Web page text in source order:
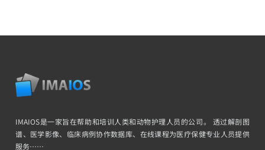
IMAIOS是一家旨在帮助和培训人类和动物护理人员的公司。 透过解剖图
谱、医学影像、临床病例协作数据库、在线课程为医疗保健专业人员提供
服务……